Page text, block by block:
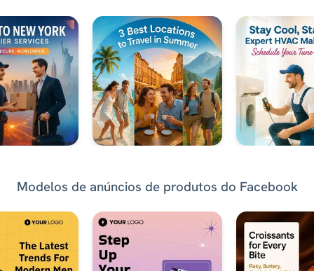
Modelos de anúncios de produtos do Facebook